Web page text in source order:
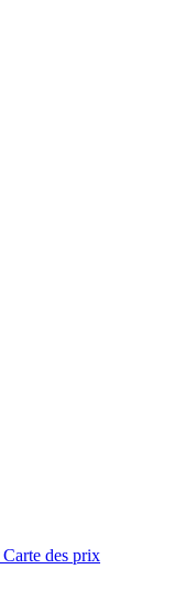
Carte des prix